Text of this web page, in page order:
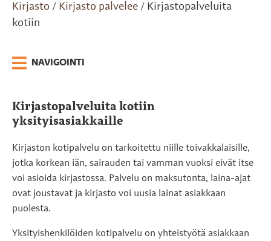
Kirjasto / Kirjasto palvelee / Kirjastopalveluita
kotiin
NAVIGOINTI
Kirjastopalveluita kotiin
yksityisasiakkaille
Kirjaston kotipalvelu on tarkoitettu niille toivakkalaisille,
jotka korkean iän, sairauden tai vamman vuoksi eivät itse
voi asioida kirjastossa. Palvelu on maksutonta, laina-ajat
ovat joustavat ja kirjasto voi uusia lainat asiakkaan
puolesta.
Yksityishenkilöiden kotipalvelu on yhteistyötä asiakkaan